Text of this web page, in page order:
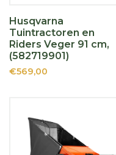
Husqvarna
Tuintractoren en
Riders Veger 91 cm,
(582719901)
€569,00